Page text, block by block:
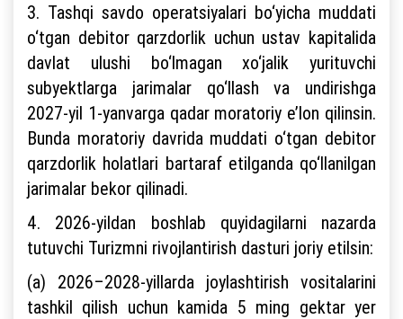
3. Tashqi savdo operatsiyalari bo‘yicha muddati
o‘tgan debitor qarzdorlik uchun ustav kapitalida
davlat ulushi bo‘lmagan xo‘jalik yurituvchi
subyektlarga jarimalar qo‘llash va undirishga
2027-yil 1-yanvarga qadar moratoriy e’lon qilinsin.
Bunda moratoriy davrida muddati o‘tgan debitor
qarzdorlik holatlari bartaraf etilganda qo‘llanilgan
jarimalar bekor qilinadi.
4. 2026-yildan boshlab quyidagilarni nazarda
tutuvchi Turizmni rivojlantirish dasturi joriy etilsin:
(a) 2026–2028-yillarda joylashtirish vositalarini
tashkil qilish uchun kamida 5 ming gektar yer